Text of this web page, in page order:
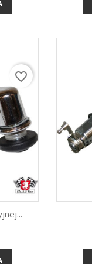
favorite_border